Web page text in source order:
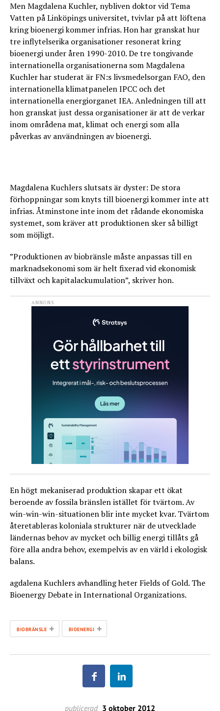
Men Magdalena Kuchler, nybliven doktor vid Tema
Vatten på Linköpings universitet, tvivlar på att löftena
kring bioenergi kommer infrias. Hon har granskat hur
tre inflytelserika organisationer resonerat kring
bioenergi under åren 1990-2010. De tre tongivande
internationella organisationerna som Magdalena
Kuchler har studerat är FN:s livsmedelsorgan FAO, den
internationella klimatpanelen IPCC och det
internationella energiorganet IEA. Anledningen till att
hon granskat just dessa organisationer är att de verkar
inom områdena mat, klimat och energi som alla
påverkas av användningen av bioenergi.
Magdalena Kuchlers slutsats är dyster: De stora
förhoppningar som knyts till bioenergi kommer inte att
infrias. Åtminstone inte inom det rådande ekonomiska
systemet, som kräver att produktionen sker så billigt
som möjligt.
”Produktionen av biobränsle måste anpassas till en
marknadsekonomi som är helt fixerad vid ekonomisk
tillväxt och kapitalackumulation”, skriver hon.
En högt mekaniserad produktion skapar ett ökat
beroende av fossila bränslen istället för tvärtom. Av
win-win-win-situationen blir inte mycket kvar. Tvärtom
återetableras koloniala strukturer när de utvecklade
ländernas behov av mycket och billig energi tillåts gå
före alla andra behov, exempelvis av en värld i ekologisk
balans.
agdalena Kuchlers avhandling heter Fields of Gold. The
Bioenergy Debate in International Organizations.
BIOBRÄNSLE + BIOENERGI +
publicerad 3 oktober 2012